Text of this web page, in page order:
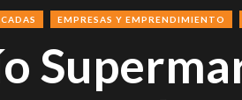
EMPRESAS Y EMPRENDIMIENTO